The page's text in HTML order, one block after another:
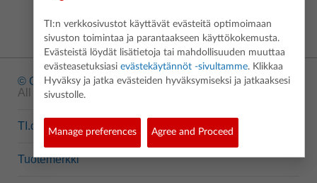
© Copyright1995-2026 Texas Instruments Incorporated.
All rights reserved.
TI.com
Tuotemerkki
TI:n verkkosivustot käyttävät evästeitä optimoimaan
sivuston toimintaa ja parantaakseen käyttökokemusta.
Evästeistä löydät lisätietoja tai mahdollisuuden muuttaa
evästeasetuksiasi evästekäytännöt -sivultamme. Klikkaa
Hyväksy ja jatka evästeiden hyväksymiseksi ja jatkaaksesi
sivustolle.
Manage preferences Agree and Proceed